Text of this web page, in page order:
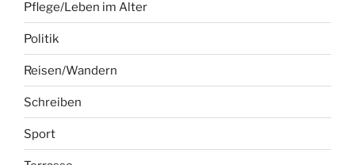
Reisen/Wandern
Schreiben
Sport
Terrasse
Tradition